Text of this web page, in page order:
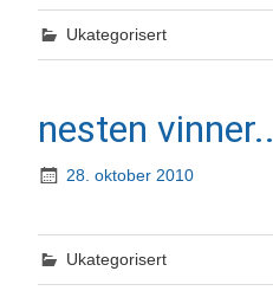
Ukategorisert
nesten vinner..
28. oktober 2010
Ukategorisert